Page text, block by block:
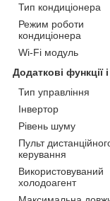
Тип кондиціонера
Режим роботи
кондиціонера
Wi-Fi модуль
Додаткові функції
Тип управління
Інвертор
Рівень шуму
Пульт
керування
Використовуваний
холодоагент